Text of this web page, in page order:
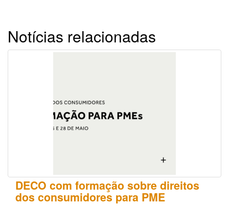
Notícias relacionadas
DECO com formação sobre direitos
dos consumidores para PME